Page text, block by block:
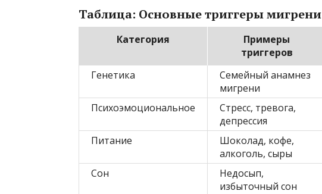
Таблица: Основные триггеры мигрени
Категория
Примеры
триггеров
Генетика
Семейный анамнез
мигрени
Психоэмоциональное
Стресс, тревога,
депрессия
Питание
Шоколад, кофе,
алкоголь, сыры
Сон
Недосып,
избыточный сон